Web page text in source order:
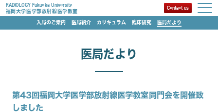
RADIOLOGY Fukuoka University
福岡大学医学部放射線医学教室
Contact us
入局のご案内 医局紹介 カリキュラム 臨床研究 医局だより
医局だより
第43回福岡大学医学部放射線医学教室同門会を開催致
しました